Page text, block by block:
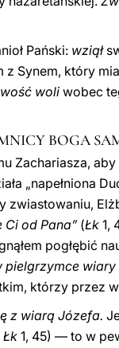
Pański: wziął
Synem, który
woliwobec
BOGA
Zachariasza,
„napełniona
zwiastowaniu,
Ci od Pana”(Łk 1,
pogłębić
pielgrzymce wiary
którzy przez
z wiarą Józefa.
Łk 1, 45) — to w